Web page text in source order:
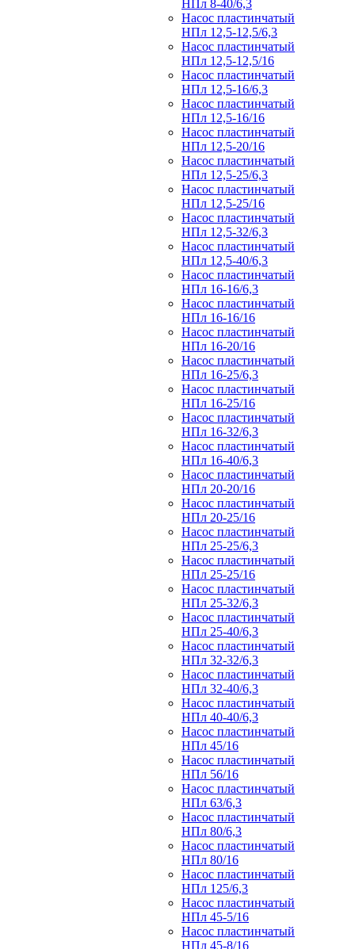
НПл 8-40/6,3
Насос пластинчатый
НПл 12,5-12,5/6,3
Насос пластинчатый
НПл 12,5-12,5/16
Насос пластинчатый
НПл 12,5-16/6,3
Насос пластинчатый
НПл 12,5-16/16
Насос пластинчатый
НПл 12,5-20/16
Насос пластинчатый
НПл 12,5-25/6,3
Насос пластинчатый
НПл 12,5-25/16
Насос пластинчатый
НПл 12,5-32/6,3
Насос пластинчатый
НПл 12,5-40/6,3
Насос пластинчатый
НПл 16-16/6,3
Насос пластинчатый
НПл 16-16/16
Насос пластинчатый
НПл 16-20/16
Насос пластинчатый
НПл 16-25/6,3
Насос пластинчатый
НПл 16-25/16
Насос пластинчатый
НПл 16-32/6,3
Насос пластинчатый
НПл 16-40/6,3
Насос пластинчатый
НПл 20-20/16
Насос пластинчатый
НПл 20-25/16
Насос пластинчатый
НПл 25-25/6,3
Насос пластинчатый
НПл 25-25/16
Насос пластинчатый
НПл 25-32/6,3
Насос пластинчатый
НПл 25-40/6,3
Насос пластинчатый
НПл 32-32/6,3
Насос пластинчатый
НПл 32-40/6,3
Насос пластинчатый
НПл 40-40/6,3
Насос пластинчатый
НПл 45/16
Насос пластинчатый
НПл 56/16
Насос пластинчатый
НПл 63/6,3
Насос пластинчатый
НПл 80/6,3
Насос пластинчатый
НПл 80/16
Насос пластинчатый
НПл 125/6,3
Насос пластинчатый
НПл 45-5/16
Насос пластинчатый
НПл 45-8/16